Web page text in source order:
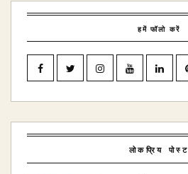
हमें फॉलो करें
लोकप्रिय पोस्ट